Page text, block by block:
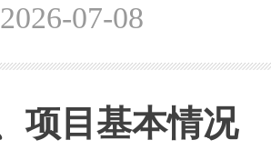
2026-07-08
项目基本情况